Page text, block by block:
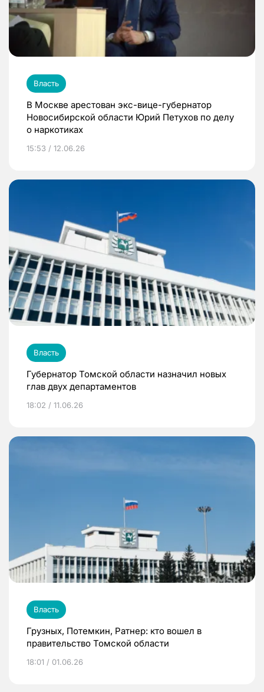
Власть
В Москве арестован экс-вице-губернатор
Новосибирской области Юрий Петухов по делу
о наркотиках
15:53 / 12.06.26
Власть
Губернатор Томской области назначил новых
глав двух департаментов
18:02 / 11.06.26
Власть
Грузных, Потемкин, Ратнер: кто вошел в
правительство Томской области
18:01 / 01.06.26